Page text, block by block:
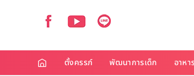
ตั้งครรภ์ พัฒนาการเด็ก อาหา